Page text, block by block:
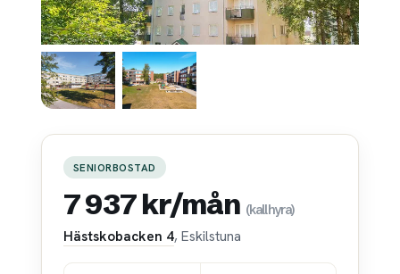
SENIORBOSTAD
7 937 kr/mån (kallhyra)
Hästskobacken 4, Eskilstuna